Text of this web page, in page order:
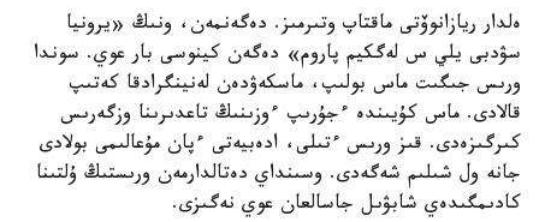
ەلدار ريازانوۆتى ماقتاپ وتىرمىز. دەگەنمەن، ونىڭ «يرونيا
سۋدبى يلي س لەگكيم پاروم» دەگەن كينوسى بار عوي. سوندا
ورىس جىگىت ماس بولىپ، ماسكەۋدەن لەنينگرادقا كەتىپ
قالادى. ماس كۇيىندە ءجۇرىپ ءوزىنىڭ تاعدىرىنا وزگەرىس
كىرگىزەدى. قىز ورىس ءتىلى، ادەبيەتى ءپان مۇعالىمى بولادى
جانە ول شىلىم شەگەدى. وسىنداي دەتالدارمەن ورىستىڭ ۇلتىنا
كادىمگىدەي شابۋىل جاسالعان عوي نەگىزى.